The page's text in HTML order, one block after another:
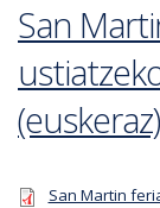
San
(euskeraz)
San Martin